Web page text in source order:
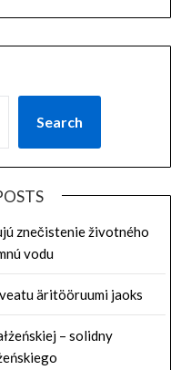
Search
znečistenie životného
vodu
äritööruumi jaoks
– solidny